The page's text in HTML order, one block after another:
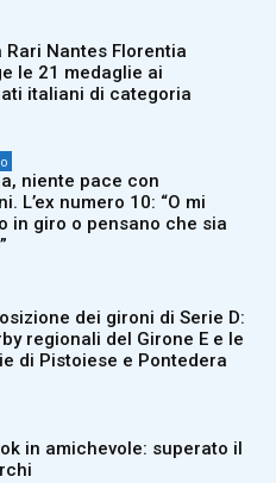
Rari Nantes Florentia
le 21 medaglie ai
italiani di categoria
niente pace con
L’ex numero 10: “O mi
in giro o pensano che sia
dei gironi di Serie D:
regionali del Girone E e le
di Pistoiese e Pontedera
in amichevole: superato il